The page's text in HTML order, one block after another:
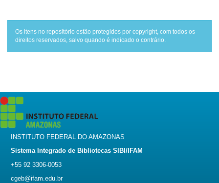
Os itens no repositório estão protegidos por copyright, com todos os
direitos reservados, salvo quando é indicado o contrário.
INSTITUTO FEDERAL DO AMAZONAS
Sistema Integrado de Bibliotecas SIBI/IFAM
+55 92 3306-0053
cgeb@ifam.edu.br